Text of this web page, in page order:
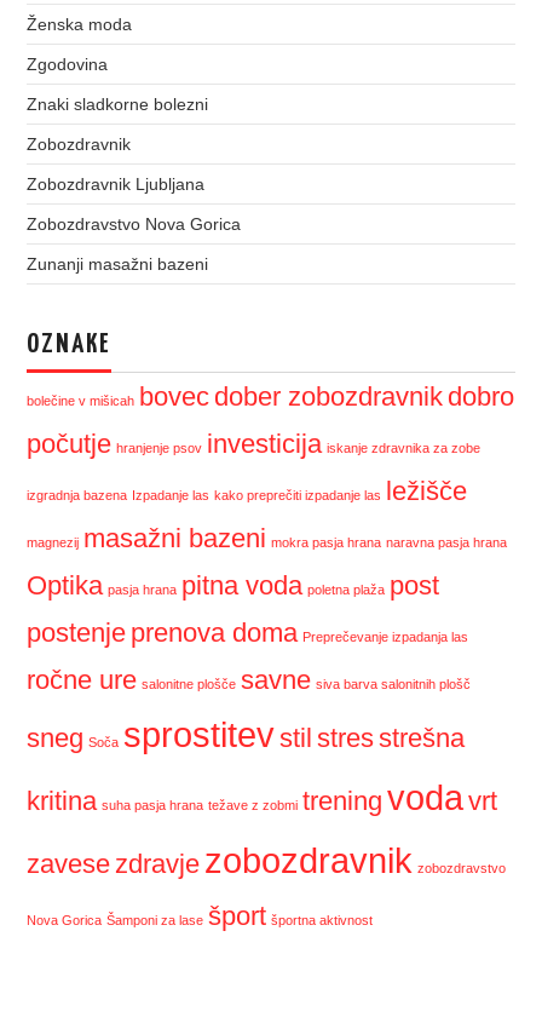
Ženska moda
Zgodovina
Znaki sladkorne bolezni
Zobozdravnik
Zobozdravnik Ljubljana
Zobozdravstvo Nova Gorica
Zunanji masažni bazeni
OZNAKE
bolečine v mišicah bovec dober zobozdravnik dobro
počutje hranjenje psov investicija iskanje zdravnika za zobe
izgradnja bazena Izpadanje las kako preprečiti izpadanje las ležišče
magnezij masažni bazeni mokra pasja hrana naravna pasja hrana
Optika pasja hrana pitna voda poletna plaža post
postenje prenova doma Preprečevanje izpadanja las
ročne ure salonitne plošče savne siva barva salonitnih plošč
sneg Soča sprostitevstil stresstrešna
kritina suha pasja hrana težave z zobmi trening vodavrt
zavese zdravje zobozdravnik zobozdravstvo
Nova Gorica Šamponi za lase šport športna aktivnost